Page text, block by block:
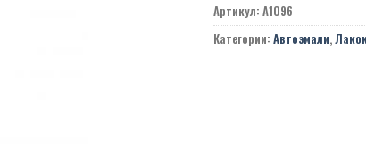
Артикул: A1096
Категории: Автоэмали,